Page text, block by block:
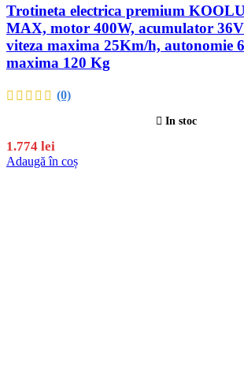
Trotineta electrica premium
MAX, motor 400W, acumulator
viteza maxima 25Km/h, autonomie
maxima 120 Kg
(0)
In stoc
1.774 lei
Adaugă în coș